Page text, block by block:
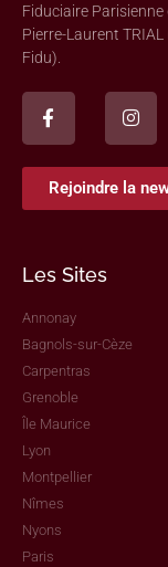
Fiduciaire Parisienne
Pierre-Laurent
Fidu).
Rejoindre la
Les Sites
Annonay
Bagnols-sur-Cèze
Carpentras
Grenoble
Île Maurice
Lyon
Montpellier
Nîmes
Nyons
Paris